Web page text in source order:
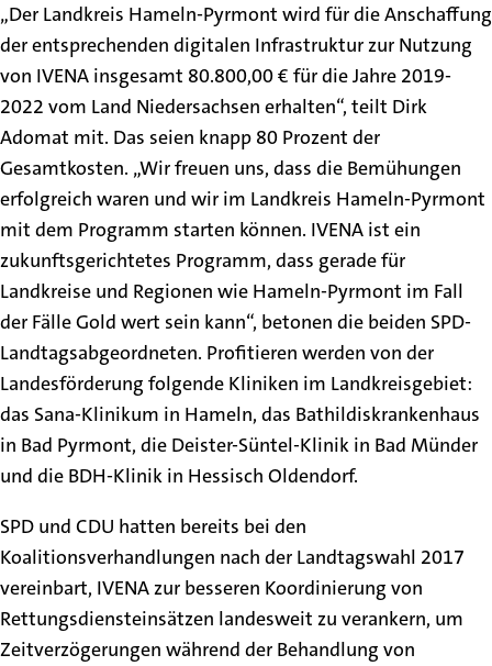
„Der Landkreis Hameln-Pyrmont wird für die Anschaffung
der entsprechenden digitalen Infrastruktur zur Nutzung
von IVENA insgesamt 80.800,00 € für die Jahre 2019-
2022 vom Land Niedersachsen erhalten“, teilt Dirk
Adomat mit. Das seien knapp 80 Prozent der
Gesamtkosten. „Wir freuen uns, dass die Bemühungen
erfolgreich waren und wir im Landkreis Hameln-Pyrmont
mit dem Programm starten können. IVENA ist ein
zukunftsgerichtetes Programm, dass gerade für
Landkreise und Regionen wie Hameln-Pyrmont im Fall
der Fälle Gold wert sein kann“, betonen die beiden SPD-
Landtagsabgeordneten. Profitieren werden von der
Landesförderung folgende Kliniken im Landkreisgebiet:
das Sana-Klinikum in Hameln, das Bathildiskrankenhaus
in Bad Pyrmont, die Deister-Süntel-Klinik in Bad Münder
und die BDH-Klinik in Hessisch Oldendorf.
SPD und CDU hatten bereits bei den
Koalitionsverhandlungen nach der Landtagswahl 2017
vereinbart, IVENA zur besseren Koordinierung von
Rettungsdiensteinsätzen landesweit zu verankern, um
Zeitverzögerungen während der Behandlung von